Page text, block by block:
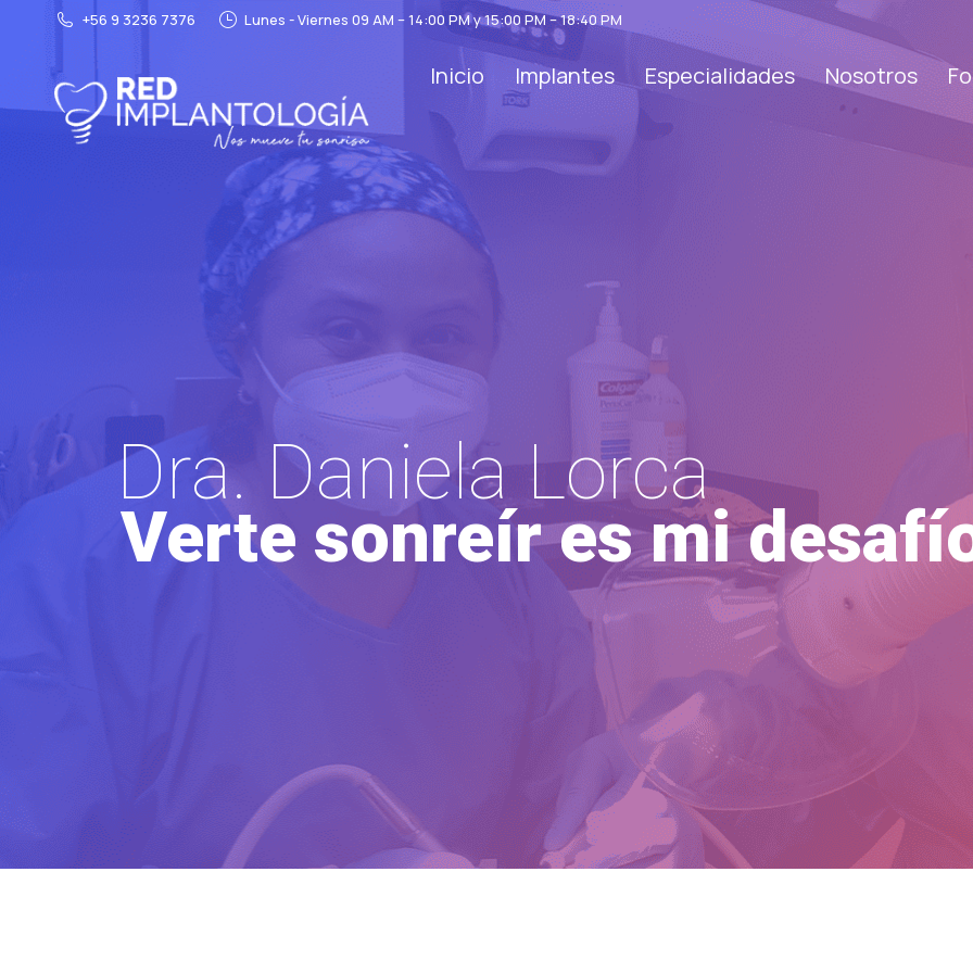
+56 9 3236 7376 Lunes - Viernes 09 AM – 14:00 PM y 15:00 PM – 18:40 PM
Inicio Implantes Especialidades Nosotros
Dra. Daniela Lorca
Verte sonreír es mi